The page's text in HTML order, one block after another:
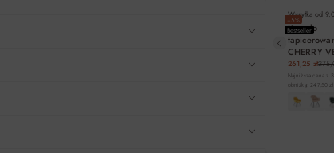
−5%
Bestseller
Wysyłka od
Krzesło
CHERRY
pikowane
szare/
Signal
261,25 zł
Najniższa cena z
obniżką: 247,50 zł